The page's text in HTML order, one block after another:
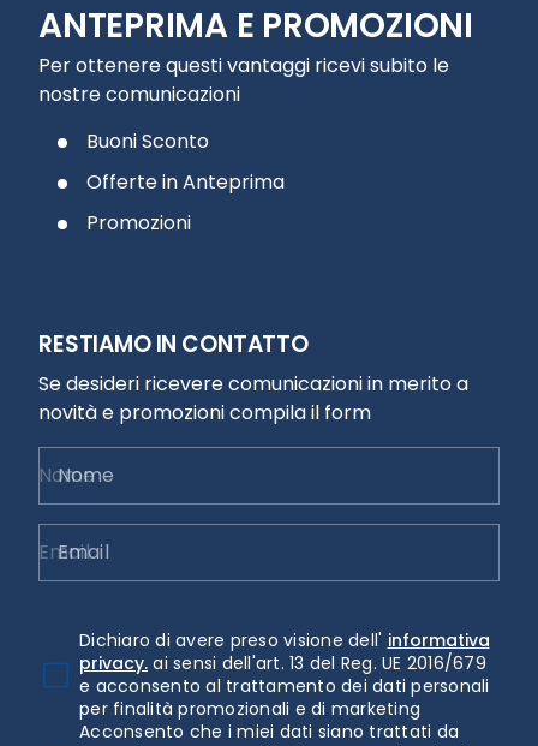
ANTEPRIMA E PROMOZIONI
Per ottenere questi vantaggi ricevi subito le
nostre comunicazioni
Buoni Sconto
Offerte in Anteprima
Promozioni
RESTIAMO IN CONTATTO
Se desideri ricevere comunicazioni in merito a
novità e promozioni compila il form
Nome
Email
Dichiaro di avere preso visione dell' informativa
privacy. ai sensi dell'art. 13 del Reg. UE 2016/679
e acconsento al trattamento dei dati personali
per finalità promozionali e di marketing
Acconsento che i miei dati siano trattati da